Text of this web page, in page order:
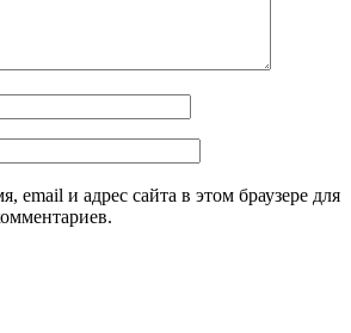
email и адрес сайта в этом браузере для